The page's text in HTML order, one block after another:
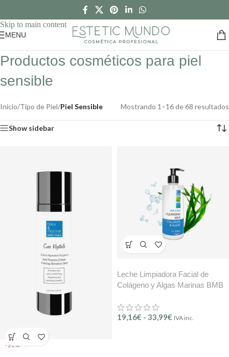
Skip to main content
MENU
Productos cosméticos para piel
sensible
Inicio/Tipo de Piel/Piel Sensible Mostrando 1–16 de 68 resultados
Show sidebar
-20%
Leche Limpiadora Facial de
Colágeno y Algas Marinas BMB
19,16€ - 33,99€ IVA inc.